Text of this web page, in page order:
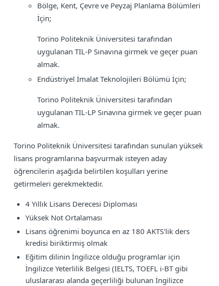
Bölge, Kent, Çevre ve Peyzaj Planlama Bölümleri
İçin;
Torino Politeknik Üniversitesi tarafından
uygulanan TIL-P Sınavına girmek ve geçer puan
almak.
Endüstriyel İmalat Teknolojileri Bölümü İçin;
Torino Politeknik Üniversitesi tarafından
uygulanan TIL-LP Sınavına girmek ve geçer puan
almak.
Torino Politeknik Üniversitesi tarafından sunulan yüksek
lisans programlarına başvurmak isteyen aday
öğrencilerin aşağıda belirtilen koşulları yerine
getirmeleri gerekmektedir.
4 Yıllık Lisans Derecesi Diploması
Yüksek Not Ortalaması
Lisans öğrenimi boyunca en az 180 AKTS'lik ders
kredisi biriktirmiş olmak
Eğitim dilinin İngilizce olduğu programlar için
İngilizce Yeterlilik Belgesi (IELTS, TOEFL i-BT gibi
uluslararası alanda geçerliliği bulunan İngilizce